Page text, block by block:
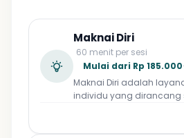
Maknai Diri
60 menit per sesi
Mulai dari Rp 185.000
Maknai Diri adalah
individu yang dirancang
diri, mengelola emosi,
hidup yang lebih